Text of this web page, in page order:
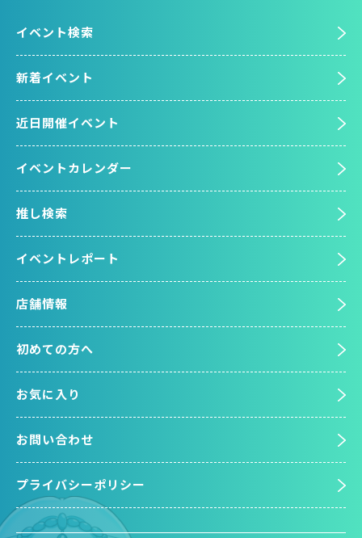
イベント検索
新着イベント
近日開催イベント
イベントカレンダー
推し検索
イベントレポート
店舗情報
初めての方へ
お気に入り
お問い合わせ
プライバシーポリシー